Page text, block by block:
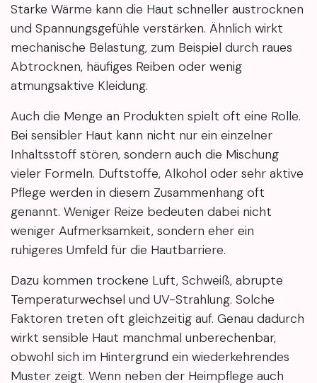
Starke Wärme kann die Haut schneller austrocknen
und Spannungsgefühle verstärken. Ähnlich wirkt
mechanische Belastung, zum Beispiel durch raues
Abtrocknen, häufiges Reiben oder wenig
atmungsaktive Kleidung.
Auch die Menge an Produkten spielt oft eine Rolle.
Bei sensibler Haut kann nicht nur ein einzelner
Inhaltsstoff stören, sondern auch die Mischung
vieler Formeln. Duftstoffe, Alkohol oder sehr aktive
Pflege werden in diesem Zusammenhang oft
genannt. Weniger Reize bedeuten dabei nicht
weniger Aufmerksamkeit, sondern eher ein
ruhigeres Umfeld für die Hautbarriere.
Dazu kommen trockene Luft, Schweiß, abrupte
Temperaturwechsel und UV-Strahlung. Solche
Faktoren treten oft gleichzeitig auf. Genau dadurch
wirkt sensible Haut manchmal unberechenbar,
obwohl sich im Hintergrund ein wiederkehrendes
Muster zeigt. Wenn neben der Heimpflege auch